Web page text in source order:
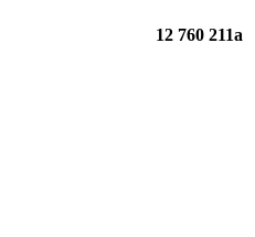
12 760 211a